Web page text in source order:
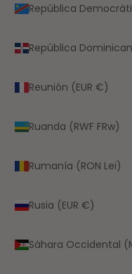
República
República
Reunión (EUR €)
Ruanda (RWF FRw)
Rumanía (RON Lei)
Rusia (EUR €)